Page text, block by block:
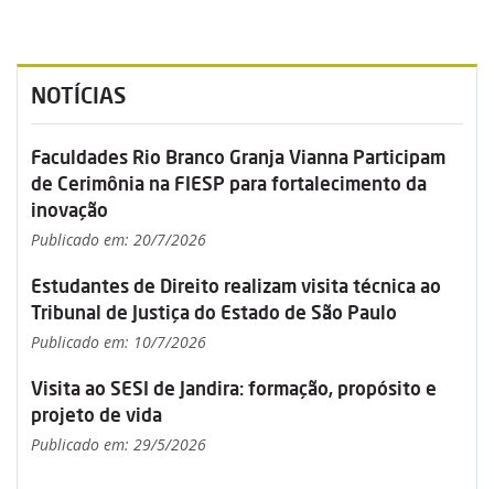
NOTÍCIAS
Faculdades Rio Branco Granja Vianna Participam
de Cerimônia na FIESP para fortalecimento da
inovação
Publicado em: 20/7/2026
Estudantes de Direito realizam visita técnica ao
Tribunal de Justiça do Estado de São Paulo
Publicado em: 10/7/2026
Visita ao SESI de Jandira: formação, propósito e
projeto de vida
Publicado em: 29/5/2026